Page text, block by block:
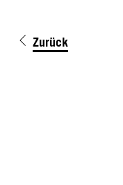
Zurück